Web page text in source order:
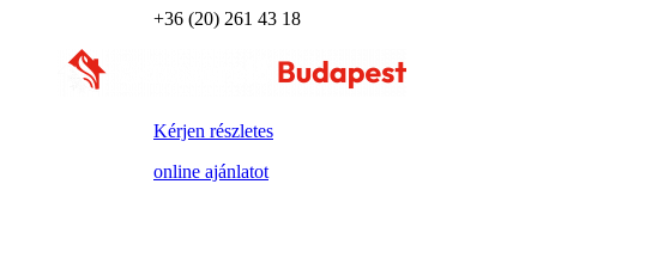
+36 (20) 261 43 18
Kérjen részletes
online ajánlatot